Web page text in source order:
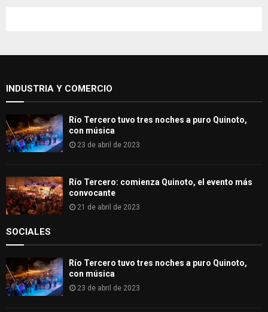
o
H
INDUSTRIA Y COMERCIO
Río Tercero tuvo tres noches a puro Quinoto,
con música
23 de abril de 2023
Río Tercero: comienza Quinoto, el evento más
convocante
21 de abril de 2023
SOCIALES
Río Tercero tuvo tres noches a puro Quinoto,
con música
23 de abril de 2023